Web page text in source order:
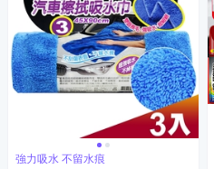
強力吸水 不留水痕